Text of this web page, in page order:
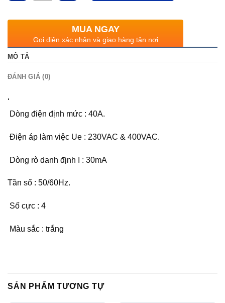
RCCB bảo vệ các máy móc và thiết bị khỏi sự cố dòng rò,
đặc biệt là khi sử dụng thiết bị điện nặng.
Bảo vệ thống điện trong khu vực ẩm ướt: Như nhà tắm,
bếp, hoặc hồ bơi, nơi có nguy cơ cao về sự cố điện.
MUA NGAY
Gọi điện xác nhận và giao hàng tận nơi
MÔ TẢ
ĐÁNH GIÁ (0)
‘
Dòng điện định mức : 40A.
Điện áp làm việc Ue : 230VAC & 400VAC.
Dòng rò danh định I : 30mA
Tần số : 50/60Hz.
Số cực : 4
Màu sắc : trắng
SẢN PHẨM TƯƠNG TỰ